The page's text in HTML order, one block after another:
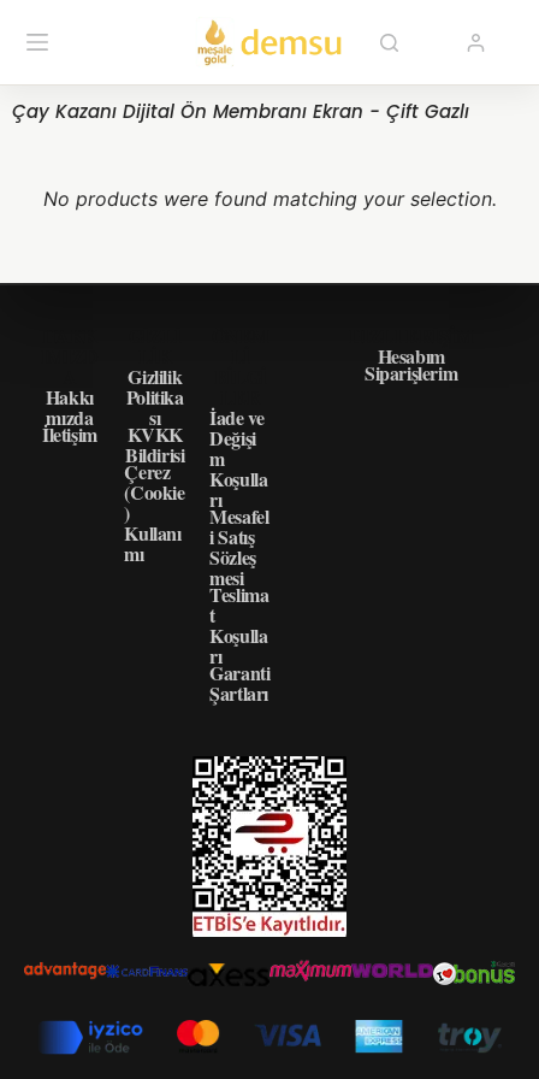
Çay Kazanı Dijital Ön Membranı Ekran - Çift Gazlı
No products were found matching your selection.
Hakkı
mızda
İletişim
Gizlilik
Politika
sı
KVKK
Bildirisi
Çerez
(Cookie
)
Kullanı
mı
İade ve
Değişi
m
Koşulla
rı
Mesafel
i Satış
Sözleş
mesi
Teslima
t
Koşulla
rı
Garanti
Şartları
Hesabım
Siparişlerim